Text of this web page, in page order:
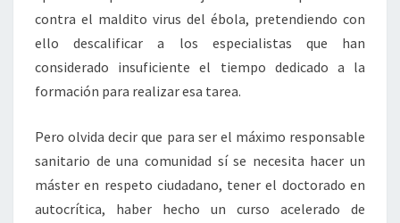
contra el maldito virus del ébola, pretendiendo con
ello descalificar a los especialistas que han
considerado insuficiente el tiempo dedicado a la
formación para realizar esa tarea.
Pero olvida decir que para ser el máximo responsable
sanitario de una comunidad sí se necesita hacer un
máster en respeto ciudadano, tener el doctorado en
autocrítica, haber hecho un curso acelerado de